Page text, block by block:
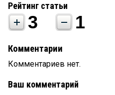
Рейтинг статьи
3 1
Комментарии
Комментариев нет.
Ваш комментарий